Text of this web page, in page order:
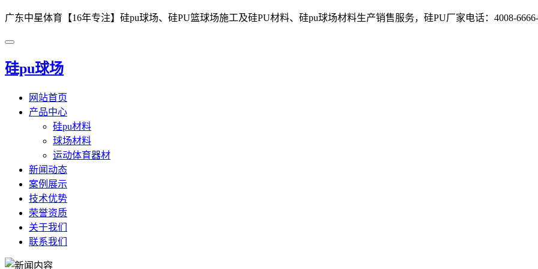
广东中星体育【16年专注】硅pu球场、硅PU篮球场施工及硅PU材料、硅pu球场材料生产销售服务，硅PU厂家电话：4008-
硅pu球场
网站首页
产品中心
硅pu材料
球场材料
运动体育器材
新闻动态
案例展示
技术优势
荣誉资质
关于我们
联系我们